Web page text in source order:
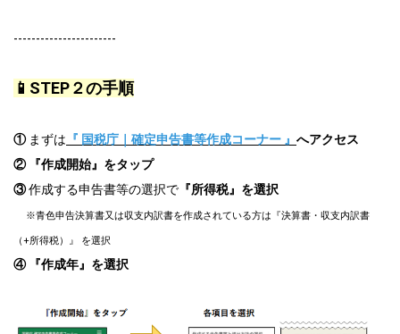
-----------------------
📱STEP２の手順
① まずは 『 国税庁｜確定申告書等作成コーナー 』 へアクセス
② 『作成開始』をタップ
③作成する申告書等の選択で 『所得税』を選択
※青色申告決算書又は収支内訳書を作成されている方は『決算書・収支内訳書
（+所得税）』 を選択
④ 『作成年』を選択